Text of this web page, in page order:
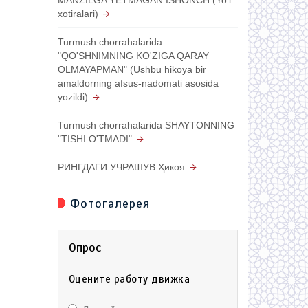
xotiralari)
Turmush chorrahalarida
"QO'SHNIMNING KO'ZIGA QARAY
OLMAYAPMAN" (Ushbu hikoya bir
amaldorning afsus-nadomati asosida
yozildi)
Turmush chorrahalarida SHAYTONNING
"TISHI O'TMADI"
РИНГДАГИ УЧРАШУВ Ҳикоя
Фотогалерея
Опрос
Оцените работу движка